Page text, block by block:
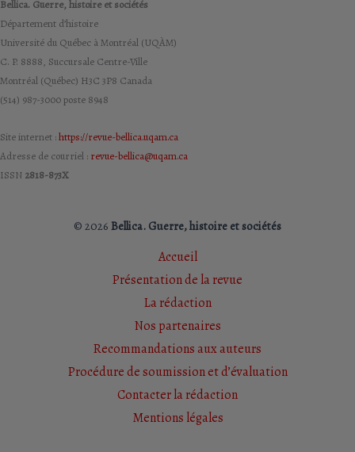
Bellica. Guerre, histoire et sociétés
Département d’histoire
Université du Québec à Montréal (UQÀM)
C. P. 8888, Succursale Centre-Ville
Montréal (Québec) H3C 3P8 Canada
(514) 987-3000 poste 8948
Site internet :https://revue-bellica.uqam.ca
Adresse de courriel : revue-bellica@uqam.ca
ISSN 2818-873X
© 2026 Bellica. Guerre, histoire et sociétés
Accueil
Présentation de la revue
La rédaction
Nos partenaires
Recommandations aux auteurs
Procédure de soumission et d’évaluation
Contacter la rédaction
Mentions légales